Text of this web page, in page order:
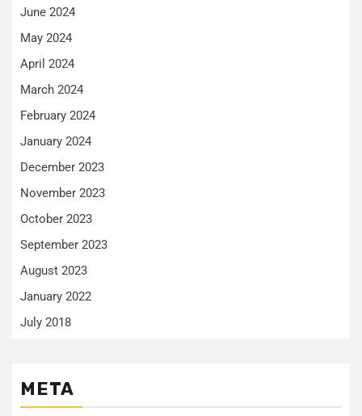
June 2024
May 2024
April 2024
March 2024
February 2024
January 2024
December 2023
November 2023
October 2023
September 2023
August 2023
January 2022
July 2018
META